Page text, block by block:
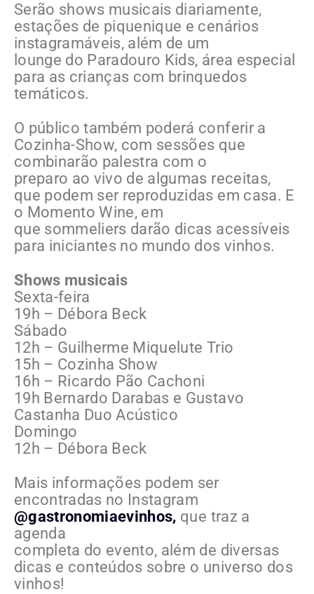
Serão shows musicais diariamente,
estações de piquenique e cenários
instagramáveis, além de um
lounge do Paradouro Kids, área especial
para as crianças com brinquedos
temáticos.
O público também poderá conferir a
Cozinha-Show, com sessões que
combinarão palestra com o
preparo ao vivo de algumas receitas,
que podem ser reproduzidas em casa. E
o Momento Wine, em
que sommeliers darão dicas acessíveis
para iniciantes no mundo dos vinhos.
Shows musicais
Sexta-feira
19h – Débora Beck
Sábado
12h – Guilherme Miquelute Trio
15h – Cozinha Show
16h – Ricardo Pão Cachoni
19h Bernardo Darabas e Gustavo
Castanha Duo Acústico
Domingo
12h – Débora Beck
Mais informações podem ser
encontradas no Instagram
@gastronomiaevinhos, que traz a
agenda
completa do evento, além de diversas
dicas e conteúdos sobre o universo dos
vinhos!